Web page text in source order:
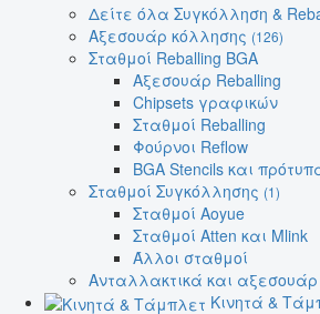
Δείτε όλα Συγκόλληση &
Αξεσουάρ κόλλησης (126)
Σταθμοί Reballing BGA
Αξεσουάρ Reballing
Chipsets γραφικών
Σταθμοί Reballing
Φούρνοι Reflow
BGA Stencils και
Σταθμοί Συγκόλλησης (1)
Σταθμοί Aoyue
Σταθμοί Atten και Mlink
Άλλοι σταθμοί
Ανταλλακτικά και αξεσουάρ
Κινητά &